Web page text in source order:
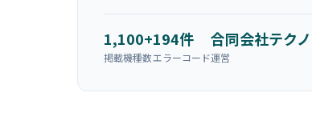
1,100+
掲載機種数
194件
エラーコード
合同会社テク
運営